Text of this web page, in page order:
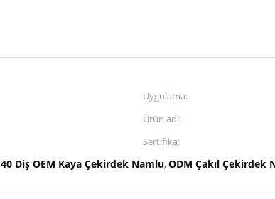
Uygulama:
Ürün adı:
Sertifika:
40 Diş OEM Kaya Çekirdek Namlu, ODM Çakıl Çekirdek